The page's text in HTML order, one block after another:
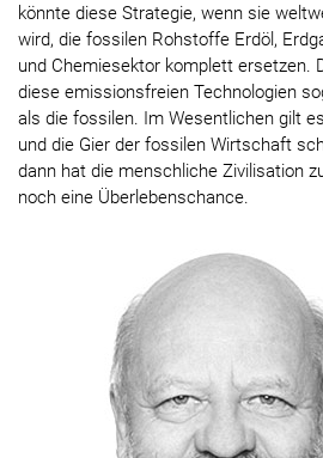
könnte diese Strategie, wenn sie
wird, die fossilen Rohstoffe Erdöl,
und Chemiesektor komplett ersetzen.
diese emissionsfreien Technologien
als die fossilen. Im Wesentlichen gilt
und die Gier der fossilen Wirtschaft
dann hat die menschliche Zivilisation
noch eine Überlebenschance.